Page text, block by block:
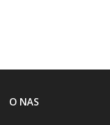
O NAS